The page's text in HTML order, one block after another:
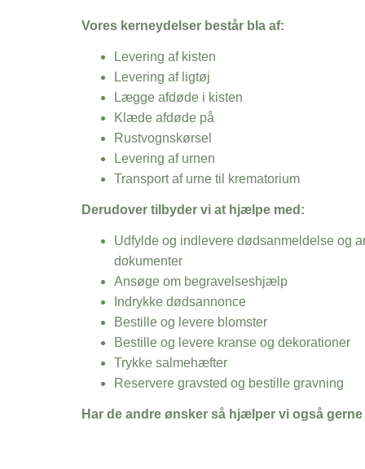
Vores kerneydelser består bla af:
Levering af kisten
Levering af ligtøj
Lægge afdøde i kisten
Klæde afdøde på
Rustvognskørsel
Levering af urnen
Transport af urne til krematorium
Derudover tilbyder vi at hjælpe med:
Udfylde og indlevere dødsanmeldelse og
dokumenter
Ansøge om begravelseshjælp
Indrykke dødsannonce
Bestille og levere blomster
Bestille og levere kranse og dekorationer
Trykke salmehæfter
Reservere gravsted og bestille gravning
Har de andre ønsker så hjælper vi også gerne